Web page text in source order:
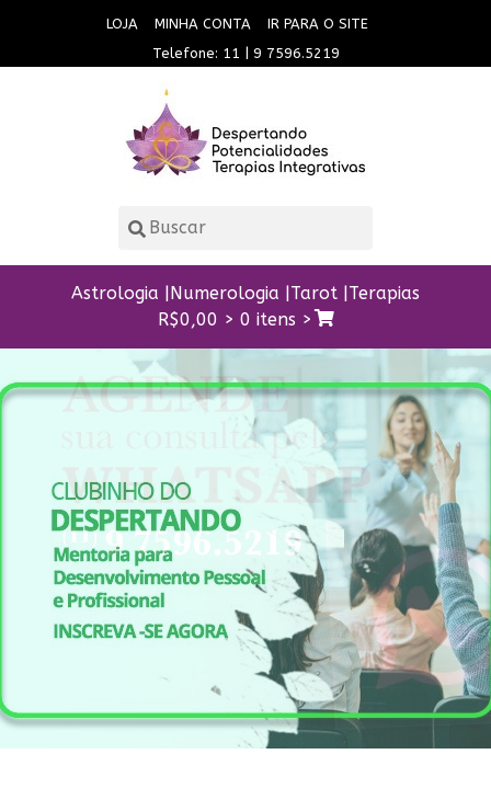
LOJA MINHA CONTA
IR PARA O SITE
Telefone: 11 | 9 7596.5219
Astrologia Numerologia Tarot Terapias
R$0,00 > 0 itens >